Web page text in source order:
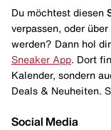
Du möchtest diesen
verpassen, oder über
werden? Dann hol
Sneaker App . Dort
Kalender, sondern
Deals & Neuheiten.
Social Media